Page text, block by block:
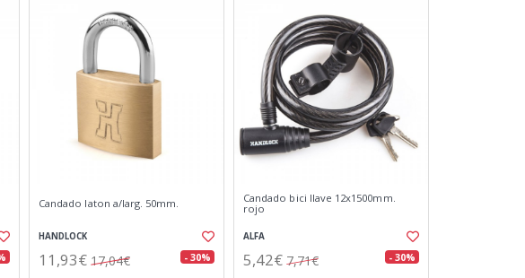
Candado laton a/larg. 50mm.
HANDLOCK
11,93€ 17,04€ - 30%
Candado bici llave 12x1500mm.
rojo
ALFA
5,42€ 7,71€ - 30%